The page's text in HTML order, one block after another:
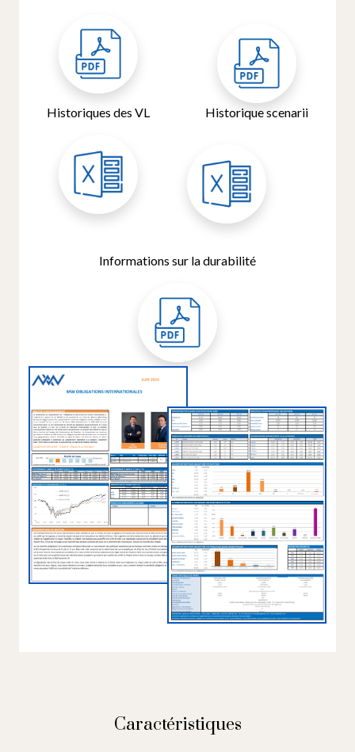
Historiques des VL Historique scenarii
Informations sur la durabilité
Caractéristiques